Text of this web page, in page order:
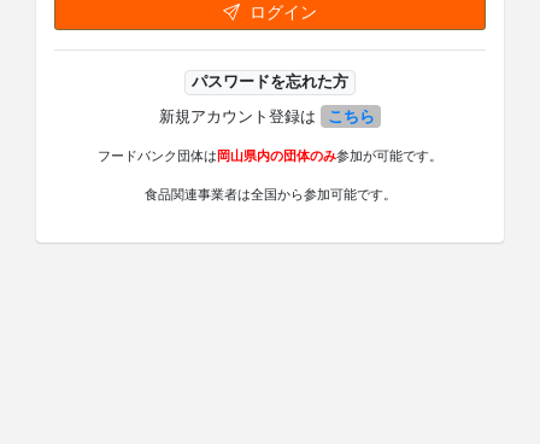
ログイン
パスワードを忘れた方
新規アカウント登録は こちら
フードバンク団体は 岡山県内の団体のみ参加が可能です。
食品関連事業者は全国から参加可能です。